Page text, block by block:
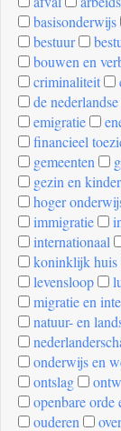
name]
basisonderwijs
bestuur
bouwen en
criminaliteit
de
emigratie
financieel
gemeenten
gezin en
hoger
immigratie
internationaal
koninklijk huis
levensloop
migratie en
natuur- en
onderwijs en
ontslag
openbare orde
ouderen